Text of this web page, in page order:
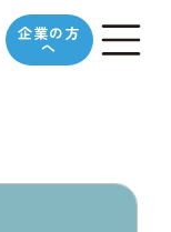
企業の方
へ